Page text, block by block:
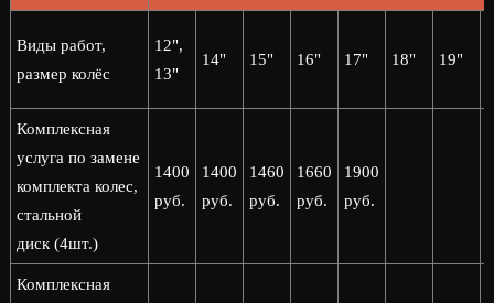
Виды работ,
размер колёс
12",
13"
14" 15" 16" 17" 18" 19"
Комплексная
услуга по замене
комплекта колес,
стальной
диск (4шт.)
1400
руб.
1400
руб.
1460
руб.
1660
руб.
1900
руб.
Комплексная